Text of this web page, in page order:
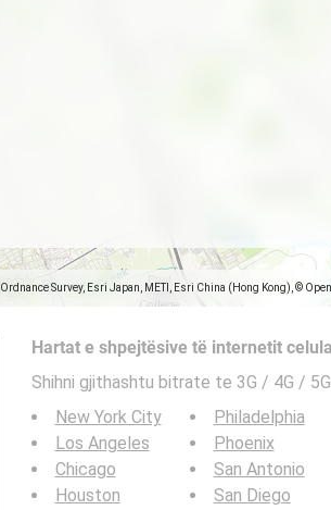
Survey, Esri Japan, METI, Esri China (Hong Kong), ©
Hartat e shpejtësive të internetit
Shihni gjithashtu bitrate te 3G / 4G /
New York City
Los Angeles
Chicago
Houston
Philadelphia
Phoenix
San Antonio
San Diego